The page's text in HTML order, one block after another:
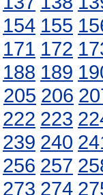
154 155
171 172
188 189
205 206
222 223
239 240
256 257
273 274